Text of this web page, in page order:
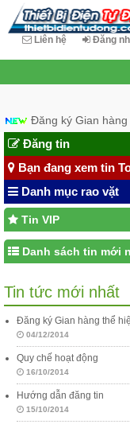
Liên hệ Đăng
Đăng ký Gian
Đăng tin
Bạn đang xem tin
Danh mục rao vặt
Tin VIP
Danh sách tin mới
Tin tức mới nhất
Đăng ký Gian hàng thể
04/12/2014
Quy chế hoạt động
16/10/2014
Hướng dẫn đăng tin
15/10/2014